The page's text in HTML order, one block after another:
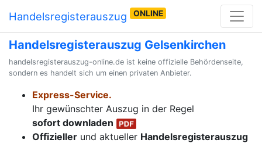
Handelsregisterauszug ONLINE
Handelsregisterauszug Gelsenkirchen
handelsregisterauszug-online.de ist keine offizielle Behördenseite,
sondern es handelt sich um einen privaten Anbieter.
Express-Service.
Ihr gewünschter Auszug in der Regel
sofort downladen
Offizieller und aktueller Handelsregisterauszug